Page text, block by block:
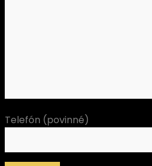
Telefón (povinné)